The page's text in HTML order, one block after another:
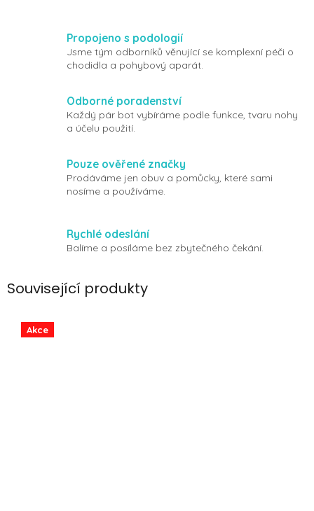
Propojeno s podologií
Jsme tým odborníků věnující se komplexní péči o
chodidla a pohybový aparát.
Odborné poradenství
Každý pár bot vybíráme podle funkce, tvaru nohy
a účelu použití.
Pouze ověřené značky
Prodáváme jen obuv a pomůcky, které sami
nosíme a používáme.
Rychlé odeslání
Balíme a posíláme bez zbytečného čekání.
Související produkty
Akce